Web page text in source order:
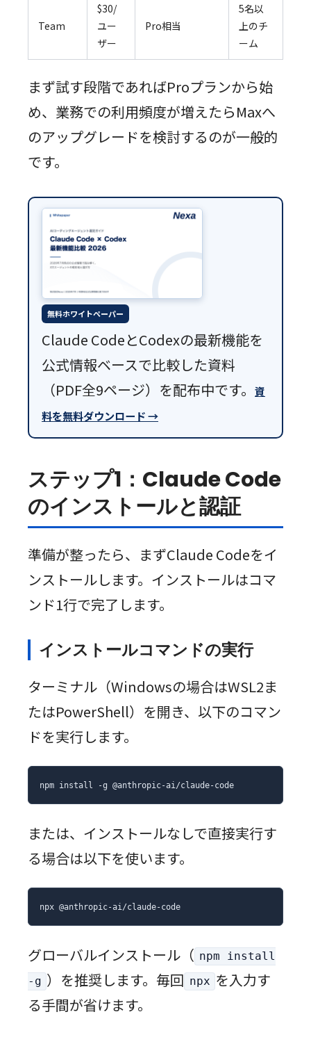
Team
$30/
ユー
ザー
Pro相当
5名以
上のチ
ーム
まず試す段階であればProプランから始
め、業務での利用頻度が増えたらMaxへ
のアップグレードを検討するのが一般的
です。
無料ホワイトペーパー
Claude CodeとCodexの最新機能を
公式情報ベースで比較した資料
（PDF全9ページ）を配布中です。 資
料を無料ダウンロード →
ステップ1：Claude Code
のインストールと認証
準備が整ったら、まずClaude Codeをイ
ンストールします。インストールはコマ
ンド1行で完了します。
インストールコマンドの実行
ターミナル（Windowsの場合はWSL2ま
たはPowerShell）を開き、以下のコマン
ドを実行します。
npm install -g @anthropic-ai/claude-code
または、インストールなしで直接実行す
る場合は以下を使います。
npx @anthropic-ai/claude-code
グローバルインストール（ npm install
-g ）を推奨します。毎回 npx を入力す
る手間が省けます。